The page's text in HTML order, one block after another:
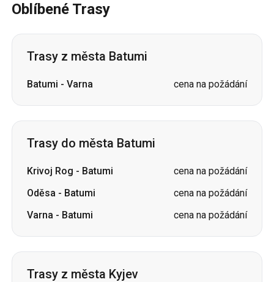
Oblíbené Trasy
Trasy z města Batumi
Batumi - Varna cena na požádání
Trasy do města Batumi
Krivoj Rog - Batumi
cena na požádání
Oděsa - Batumi
cena na požádání
Varna - Batumi cena na požádání
Trasy z města Kyjev